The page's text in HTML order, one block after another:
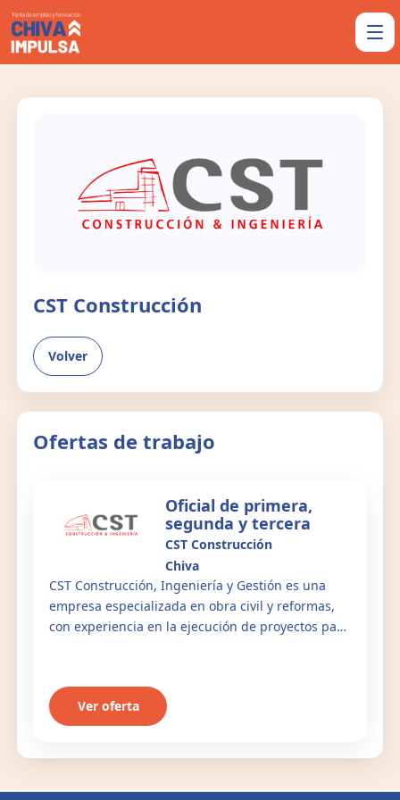
CST Construcción
Volver
Ofertas de trabajo
Oficial de primera,
segunda y tercera
CST Construcción
Chiva
CST Construcción, Ingeniería y Gestión es una
empresa especializada en obra civil y reformas,
con experiencia en la ejecución de proyectos para
Ver oferta